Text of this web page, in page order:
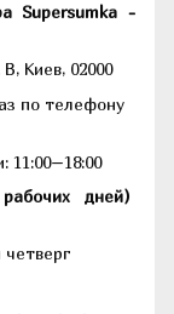
Supersumka -
Киев, 02000
по телефону
11:00–18:00
дней)